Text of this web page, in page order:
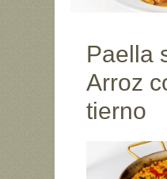
Paella
Arroz
tierno